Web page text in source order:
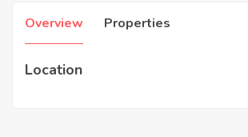
Overview Properties
Location